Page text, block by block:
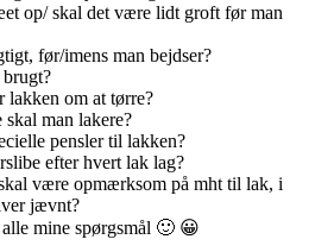
op/ skal det være lidt groft før man
før/imens man bejdser?
lakken om at tørre?
man lakere?
pensler til lakken?
efter hvert lak lag?
være opmærksom på mht til lak, i
jævnt?
mine spørgsmål 🙂 😀